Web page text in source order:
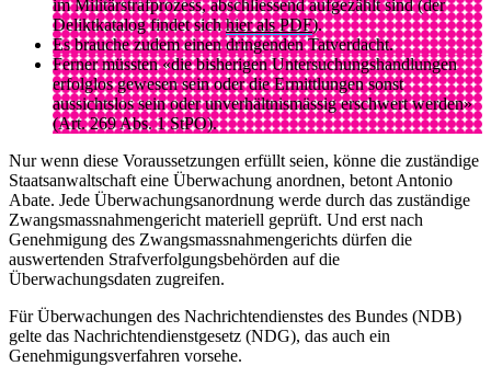
im Militärstrafprozess, abschliessend aufgezählt sind (der
Deliktkatalog findet sichhier als PDF).
Es brauche zudem einen dringenden Tatverdacht.
Ferner müssten «die bisherigen Untersuchungshandlungen
erfolglos gewesen sein oder die Ermittlungen sonst
aussichtslos sein oder unverhältnismässig erschwert werden»
(Art. 269 Abs. 1 StPO).
Nur wenn diese Voraussetzungen erfüllt seien, könne die zuständige
Staatsanwaltschaft eine Überwachung anordnen, betont Antonio
Abate. Jede Überwachungsanordnung werde durch das zuständige
Zwangsmassnahmengericht materiell geprüft. Und erst nach
Genehmigung des Zwangsmassnahmengerichts dürfen die
auswertenden Strafverfolgungsbehörden auf die
Überwachungsdaten zugreifen.
Für Überwachungen des Nachrichtendienstes des Bundes (NDB)
gelte das Nachrichtendienstgesetz (NDG), das auch ein
Genehmigungsverfahren vorsehe.